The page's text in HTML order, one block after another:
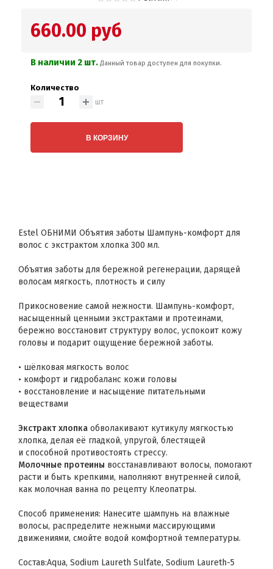
660.00 руб
В наличии 2 шт. Данный товар доступен для покупки.
Количество
шт
В КОРЗИНУ
Estel ОБНИМИ Объятия заботы Шампунь-комфорт для
волос с экстрактом хлопка 300 мл.
Объятия заботы для бережной регенерации, дарящей
волосам мягкость, плотность и силу
Прикосновение самой нежности. Шампунь-комфорт,
насыщенный ценными экстрактами и протеинами,
бережно восстановит структуру волос, успокоит кожу
головы и подарит ощущение бережной заботы.
• шёлковая мягкость волос
• комфорт и гидробаланс кожи головы
• восстановление и насыщение питательными
веществами
Экстракт хлопка обволакивают кутикулу мягкостью
хлопка, делая её гладкой, упругой, блестящей
и способной противостоять стрессу.
Молочные протеины восстанавливают волосы, помогают
расти и быть крепкими, наполняют внутренней силой,
как молочная ванна по рецепту Клеопатры.
Способ применения: Нанесите шампунь на влажные
волосы, распределите нежными массирующими
движениями, смойте водой комфортной температуры.
Состав:Aqua, Sodium Laureth Sulfate, Sodium Laureth-5